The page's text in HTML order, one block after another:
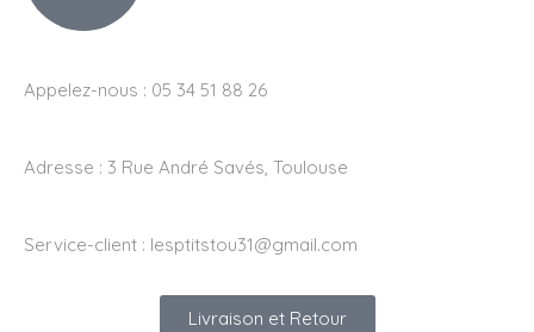
Appelez-nous : 05 34 51 88 26
Adresse : 3 Rue André Savés, Toulouse
Service-client : lesptitstou31@gmail.com
Livraison et Retour